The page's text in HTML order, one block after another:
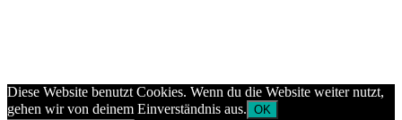
Diese Website benutzt Cookies. Wenn du die Website weiter nutzt,
gehen wir von deinem Einverständnis aus. OK